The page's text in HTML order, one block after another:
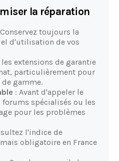
la réparation
toujours la
d'utilisation de vos
les extensions de garantie
particulièrement pour
gamme.
: Avant d'appeler le
forums spécialisés ou les
pour les problèmes
l'indice de
obligatoire en France